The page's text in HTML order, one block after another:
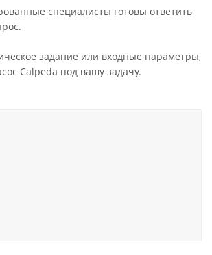
специалисты готовы ответить
задание или входные параметры,
Calpeda под вашу задачу.